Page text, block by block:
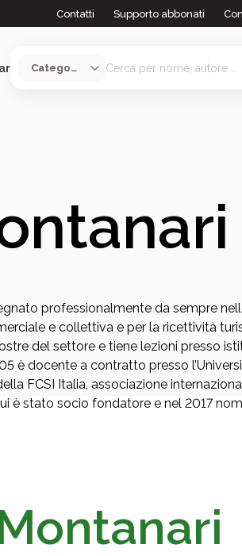
Contatti Supporto abbonati
professionalmente da sempre
e collettiva e per la ricettività
del settore e tiene lezioni presso
è docente a contratto presso
FCSI Italia, associazione
è stato socio fondatore e nel 2017